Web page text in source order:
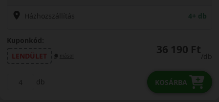
Házhozszállítás 4+ db
Kuponkód:
LENDÜLET
másol 36 190 Ft
/db
db KOSÁRBA